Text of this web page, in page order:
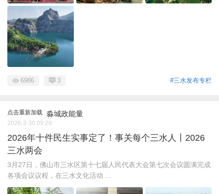
#三水发布专栏
6986 3
点击重新加载 淼城政能量
2026-3-30 09:29
2026年十件民生实事定了！事关每个三水人丨2026
三水两会
3月27日，佛山市三水区第十七届人民代表大会第七次会议圆满完成
各项会议议程，在三水文化活动 ...